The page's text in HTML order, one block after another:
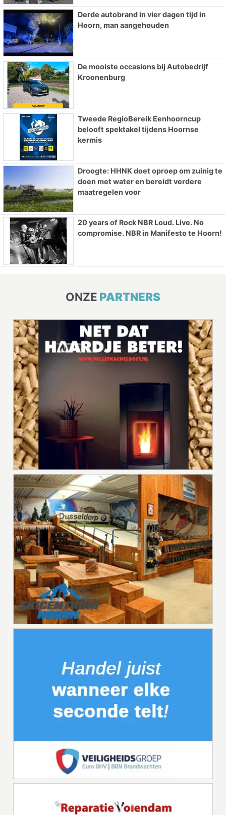
Derde autobrand in vier dagen tijd in
Hoorn, man aangehouden
De mooiste occasions bij Autobedrijf
Kroonenburg
Tweede RegioBereik Eenhoorncup
belooft spektakel tijdens Hoornse
kermis
Droogte: HHNK doet oproep om zuinig te
doen met water en bereidt verdere
maatregelen voor
20 years of Rock NBR Loud. Live. No
compromise. NBR in Manifesto te Hoorn!
ONZE PARTNERS